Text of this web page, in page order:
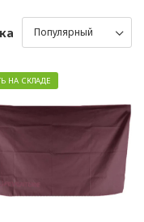
НА СКЛАДЕ